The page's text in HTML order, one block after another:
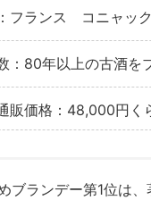
フランス コニャック
：80年以上の古酒を
販価格：48,000円く
ブランデー第1位は